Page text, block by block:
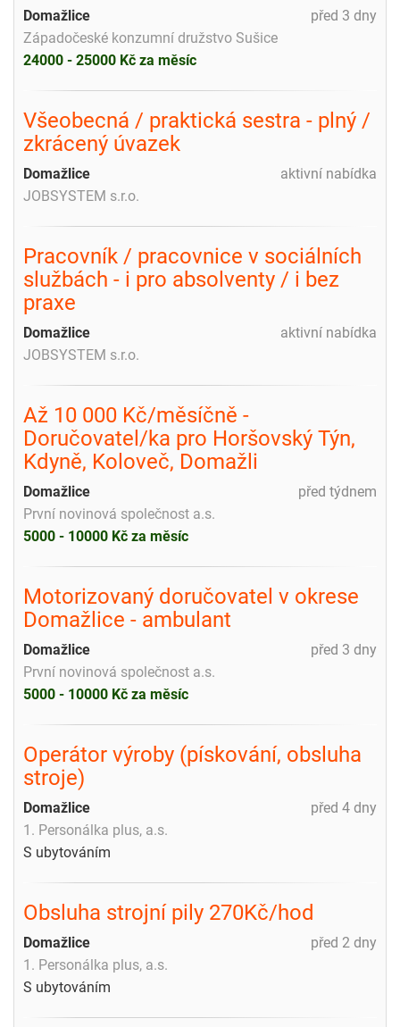
před 3 dny
Domažlice
Západočeské konzumní družstvo Sušice
24000 - 25000 Kč za měsíc
Všeobecná / praktická sestra - plný /
zkrácený úvazek
aktivní nabídka
Domažlice
JOBSYSTEM s.r.o.
Pracovník / pracovnice v sociálních
službách - i pro absolventy / i bez
praxe
aktivní nabídka
Domažlice
JOBSYSTEM s.r.o.
Až 10 000 Kč/měsíčně -
Doručovatel/ka pro Horšovský Týn,
Kdyně, Koloveč, Domažli
před týdnem
Domažlice
První novinová společnost a.s.
5000 - 10000 Kč za měsíc
Motorizovaný doručovatel v okrese
Domažlice - ambulant
před 3 dny
Domažlice
První novinová společnost a.s.
5000 - 10000 Kč za měsíc
Operátor výroby (pískování, obsluha
stroje)
před 4 dny
Domažlice
1. Personálka plus, a.s.
S ubytováním
Obsluha strojní pily 270Kč/hod
před 2 dny
Domažlice
1. Personálka plus, a.s.
S ubytováním